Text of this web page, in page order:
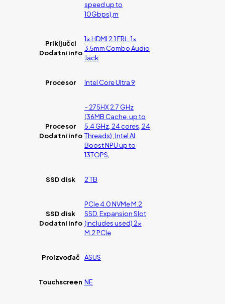
speed up to
10Gbps),m
Priključci
Dodatni info
1x HDMI 2.1 FRL, 1x
3.5mm Combo Audio
Jack
Procesor Intel Core Ultra 9
Procesor
Dodatni info
– 275HX 2.7 GHz
(36MB Cache, up to
5.4 GHz, 24 cores, 24
Threads); Intel AI
Boost NPU up to
13TOPS,
SSD disk 2 TB
SSD disk
Dodatni info
PCIe 4.0 NVMe M.2
SSD, Expansion Slot
(includes used) 2x
M.2 PCIe
Proizvođač ASUS
Touchscreen NE